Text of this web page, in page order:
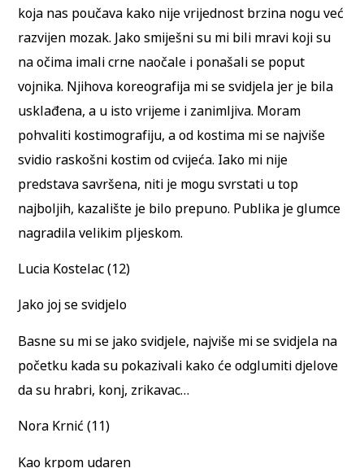
koja nas poučava kako nije vrijednost brzina nogu već
razvijen mozak. Jako smiješni su mi bili mravi koji su
na očima imali crne naočale i ponašali se poput
vojnika. Njihova koreografija mi se svidjela jer je bila
usklađena, a u isto vrijeme i zanimljiva. Moram
pohvaliti kostimografiju, a od kostima mi se najviše
svidio raskošni kostim od cvijeća. Iako mi nije
predstava savršena, niti je mogu svrstati u top
najboljih, kazalište je bilo prepuno. Publika je glumce
nagradila velikim pljeskom.
Lucia Kostelac (12)
Jako joj se svidjelo
Basne su mi se jako svidjele, najviše mi se svidjela na
početku kada su pokazivali kako će odglumiti djelove
da su hrabri, konj, zrikavac…
Nora Krnić (11)
Kao krpom udaren